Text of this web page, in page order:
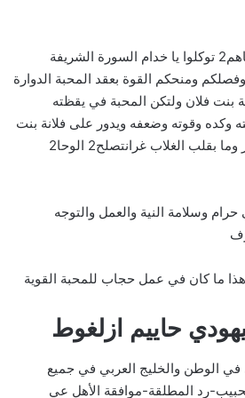
حميشا2 شهليسا2 أخميشاهم2 توكلوا يا خدام السورة الشريفة
ومنحكم القوة بعقد المحبة الدوارة
بنت فلان ولتكن المحبة في يقظته
وكده وقوته وضعفه ويدور على فلانة بنت
فلانة كما يدور الليل والنهار وما بقلب الغلاب غرانتصلح2 الوحا2
وسلامة النية والعمل والتوجه
ما كان في عمل حجاب للمحبة القوية
حاييم ازلغوط
في الوطن والخليج العربي في جميع
رد المطلقة-موافقة الأهل عي